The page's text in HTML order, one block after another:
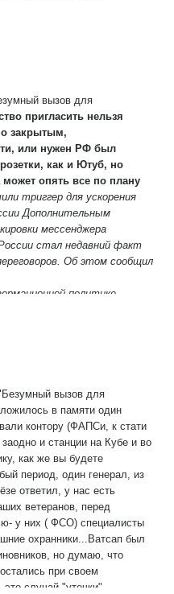
вызов для
пригласить нельзя
закрытым,
или нужен РФ был
как и Ютуб, но
опять все по плану
триггер для ускорения
Дополнительным
мессенджера
стал недавний факт
Об этом сообщил
политике,
и связи Антон Горелкин
сделан вывод: владельцы
целях, но и сами
— написал депутат.
мессенджера не только
и сами в этом активно
До этого помощник
сообщил,
вестись как
каналам связи, так
WhatsApp.
разговора
Уиткоффом могла
каналу. Ушаков отметил,
«кто-то каким-то образом
вызов для
в памяти один
контору (ФАПСи, к стати
и станции на Кубе и во
как же вы будете
период, один генерал, из
ответил, у нас есть
ветеранов, перед
у них ( ФСО) специалисты
охранники...Ватсап был
но думаю, что
при своем
случай "утечки"